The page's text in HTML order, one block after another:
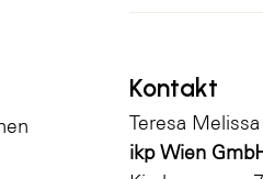
Kontakt
Teresa
ikp Wien